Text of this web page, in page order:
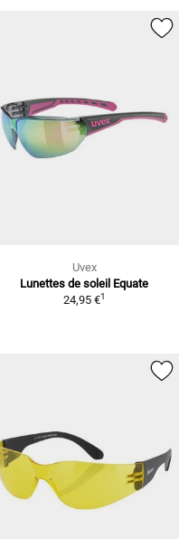
Uvex
Lunettes de soleil Equate
24,95 €1